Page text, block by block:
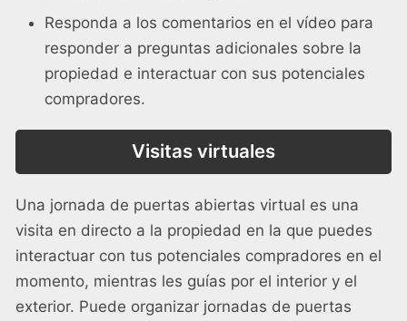
Responda a los comentarios en el vídeo para
responder a preguntas adicionales sobre la
propiedad e interactuar con sus potenciales
compradores.
Visitas virtuales
Una jornada de puertas abiertas virtual es una
visita en directo a la propiedad en la que puedes
interactuar con tus potenciales compradores en el
momento, mientras les guías por el interior y el
exterior. Puede organizar jornadas de puertas